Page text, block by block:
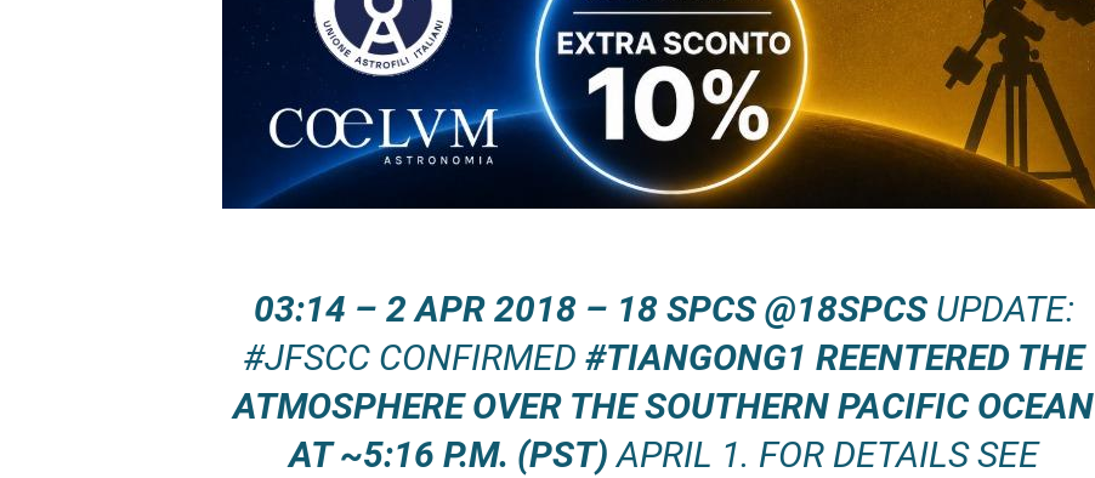
03:14 – 2 APR 2018 – 18 SPCS @18SPCSUPDATE:
#JFSCC CONFIRMED #TIANGONG1 REENTERED THE
ATMOSPHERE OVER THE SOUTHERN PACIFIC OCEAN
AT ~5:16 P.M. (PST) APRIL 1. FOR DETAILS SEE